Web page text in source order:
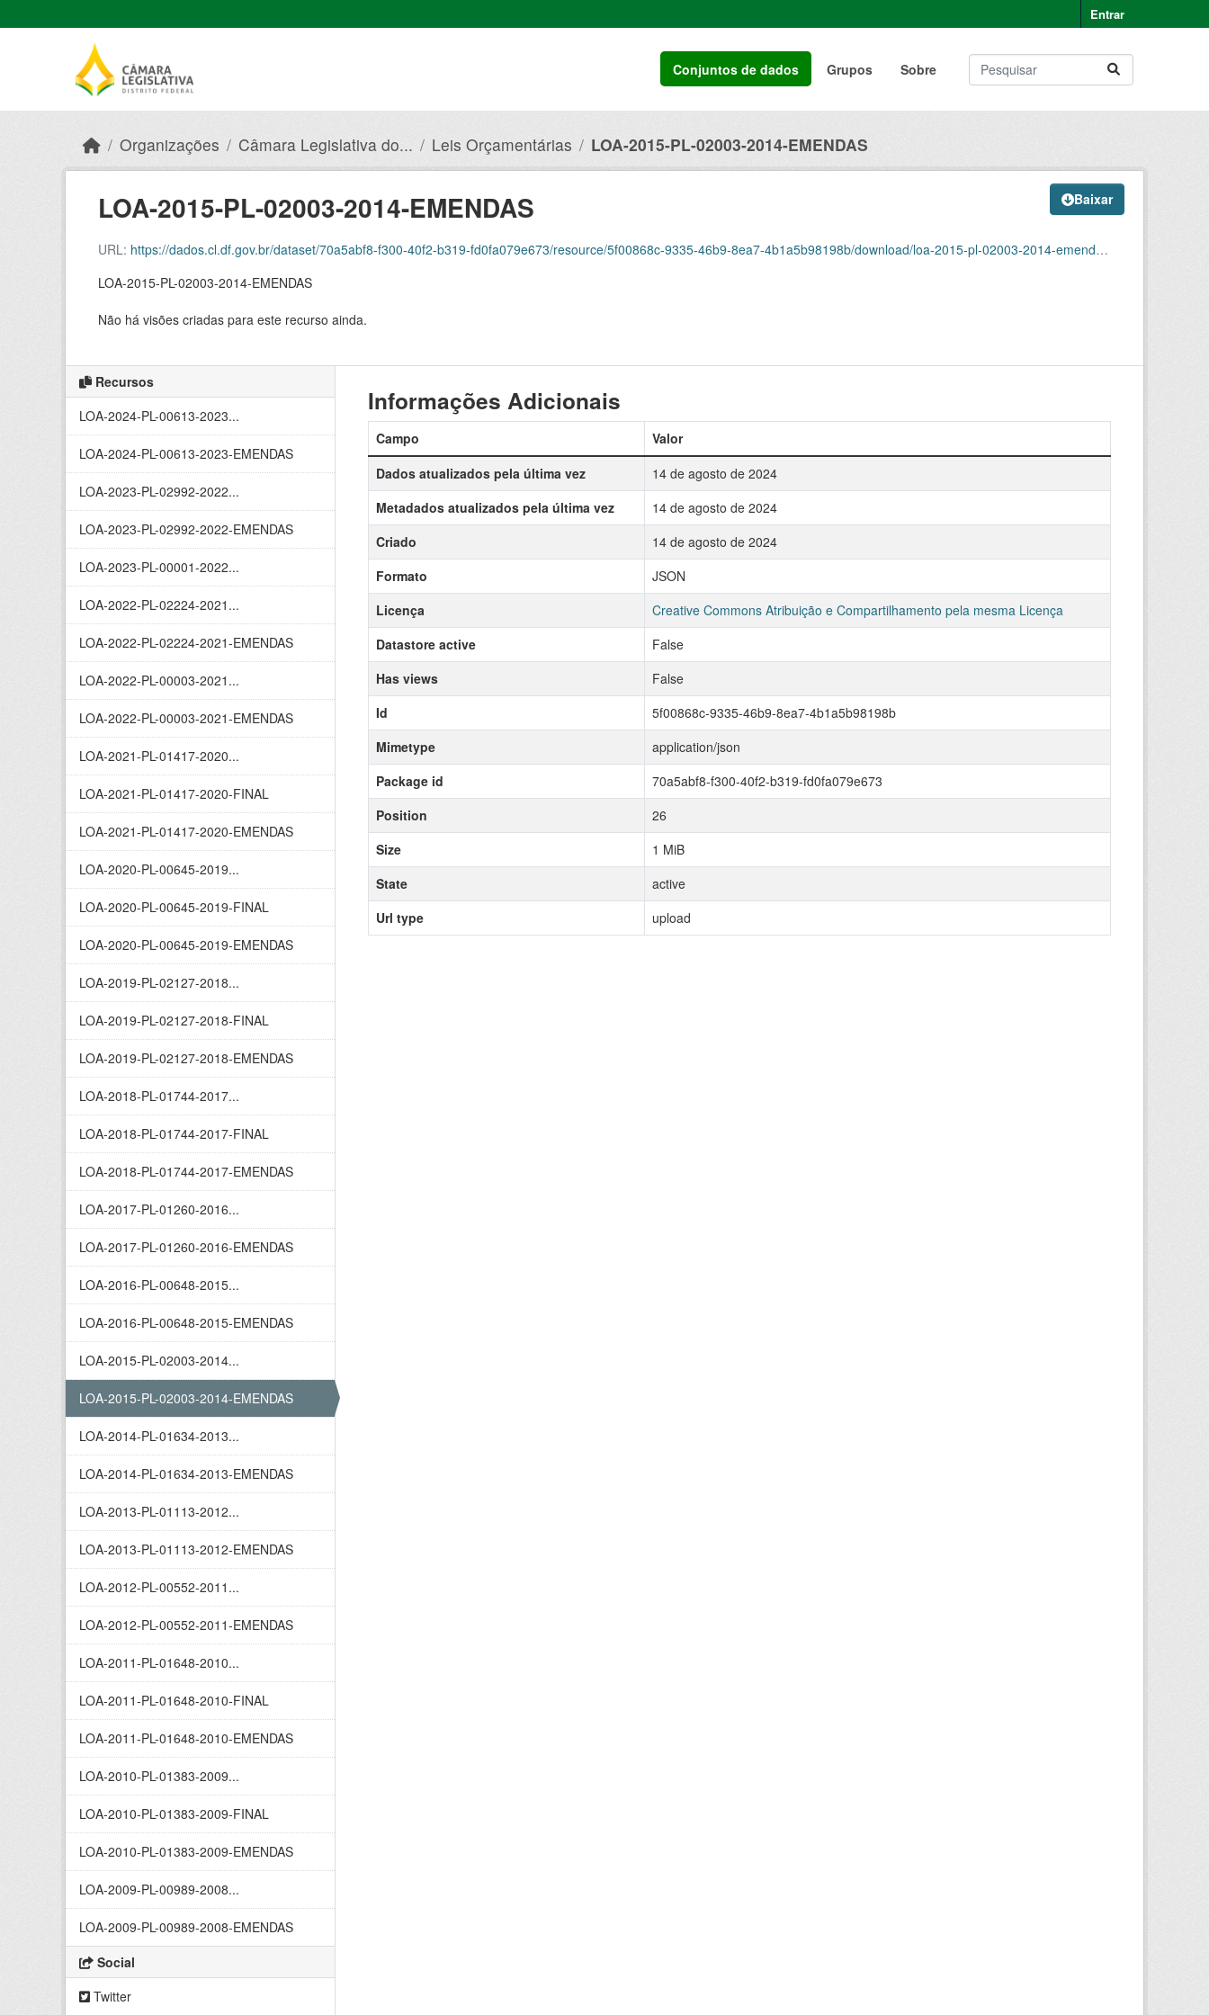
Entrar
Conjuntos de dados Grupos Sobre
Organizações Câmara Legislativa do... Leis Orçamentárias LOA-2015-PL-02003-2014-EMENDAS
Baixar
LOA-2015-PL-02003-2014-EMENDAS
URL: https://dados.cl.df.gov.br/dataset/70a5abf8-f300-40f2-b319-fd0fa079e673/resource/5f00868c-9335-46b9-8ea7-4b1a5b98198b/download/loa-2015-pl-02003-2014-emendas.json
LOA-2015-PL-02003-2014-EMENDAS
Não há visões criadas para este recurso ainda.
Recursos
LOA-2024-PL-00613-2023...
LOA-2024-PL-00613-2023-EMENDAS
LOA-2023-PL-02992-2022...
LOA-2023-PL-02992-2022-EMENDAS
LOA-2023-PL-00001-2022...
LOA-2022-PL-02224-2021...
LOA-2022-PL-02224-2021-EMENDAS
LOA-2022-PL-00003-2021...
LOA-2022-PL-00003-2021-EMENDAS
LOA-2021-PL-01417-2020...
LOA-2021-PL-01417-2020-FINAL
LOA-2021-PL-01417-2020-EMENDAS
LOA-2020-PL-00645-2019...
LOA-2020-PL-00645-2019-FINAL
LOA-2020-PL-00645-2019-EMENDAS
LOA-2019-PL-02127-2018...
LOA-2019-PL-02127-2018-FINAL
LOA-2019-PL-02127-2018-EMENDAS
LOA-2018-PL-01744-2017...
LOA-2018-PL-01744-2017-FINAL
LOA-2018-PL-01744-2017-EMENDAS
LOA-2017-PL-01260-2016...
LOA-2017-PL-01260-2016-EMENDAS
LOA-2016-PL-00648-2015...
LOA-2016-PL-00648-2015-EMENDAS
LOA-2015-PL-02003-2014...
LOA-2015-PL-02003-2014-EMENDAS
LOA-2014-PL-01634-2013...
LOA-2014-PL-01634-2013-EMENDAS
LOA-2013-PL-01113-2012...
LOA-2013-PL-01113-2012-EMENDAS
LOA-2012-PL-00552-2011...
LOA-2012-PL-00552-2011-EMENDAS
LOA-2011-PL-01648-2010...
LOA-2011-PL-01648-2010-FINAL
LOA-2011-PL-01648-2010-EMENDAS
LOA-2010-PL-01383-2009...
LOA-2010-PL-01383-2009-FINAL
LOA-2010-PL-01383-2009-EMENDAS
LOA-2009-PL-00989-2008...
LOA-2009-PL-00989-2008-EMENDAS
Social
Twitter
Informações Adicionais
Campo
Valor
Dados atualizados pela última vez
14 de agosto de 2024
Metadados atualizados pela última vez
14 de agosto de 2024
Criado
14 de agosto de 2024
Formato
JSON
Licença
Creative Commons Atribuição e Compartilhamento pela mesma Licença
Datastore active
False
Has views
False
Id
5f00868c-9335-46b9-8ea7-4b1a5b98198b
Mimetype
application/json
Package id
70a5abf8-f300-40f2-b319-fd0fa079e673
Position
26
Size
1 MiB
State
active
Url type
upload